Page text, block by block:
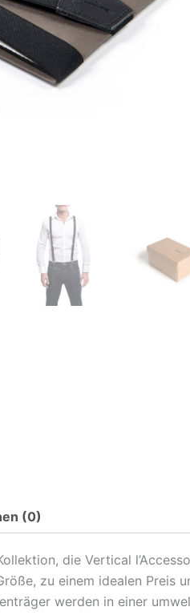
(0)
die Vertical
zu einem idealen Preis
werden in einer